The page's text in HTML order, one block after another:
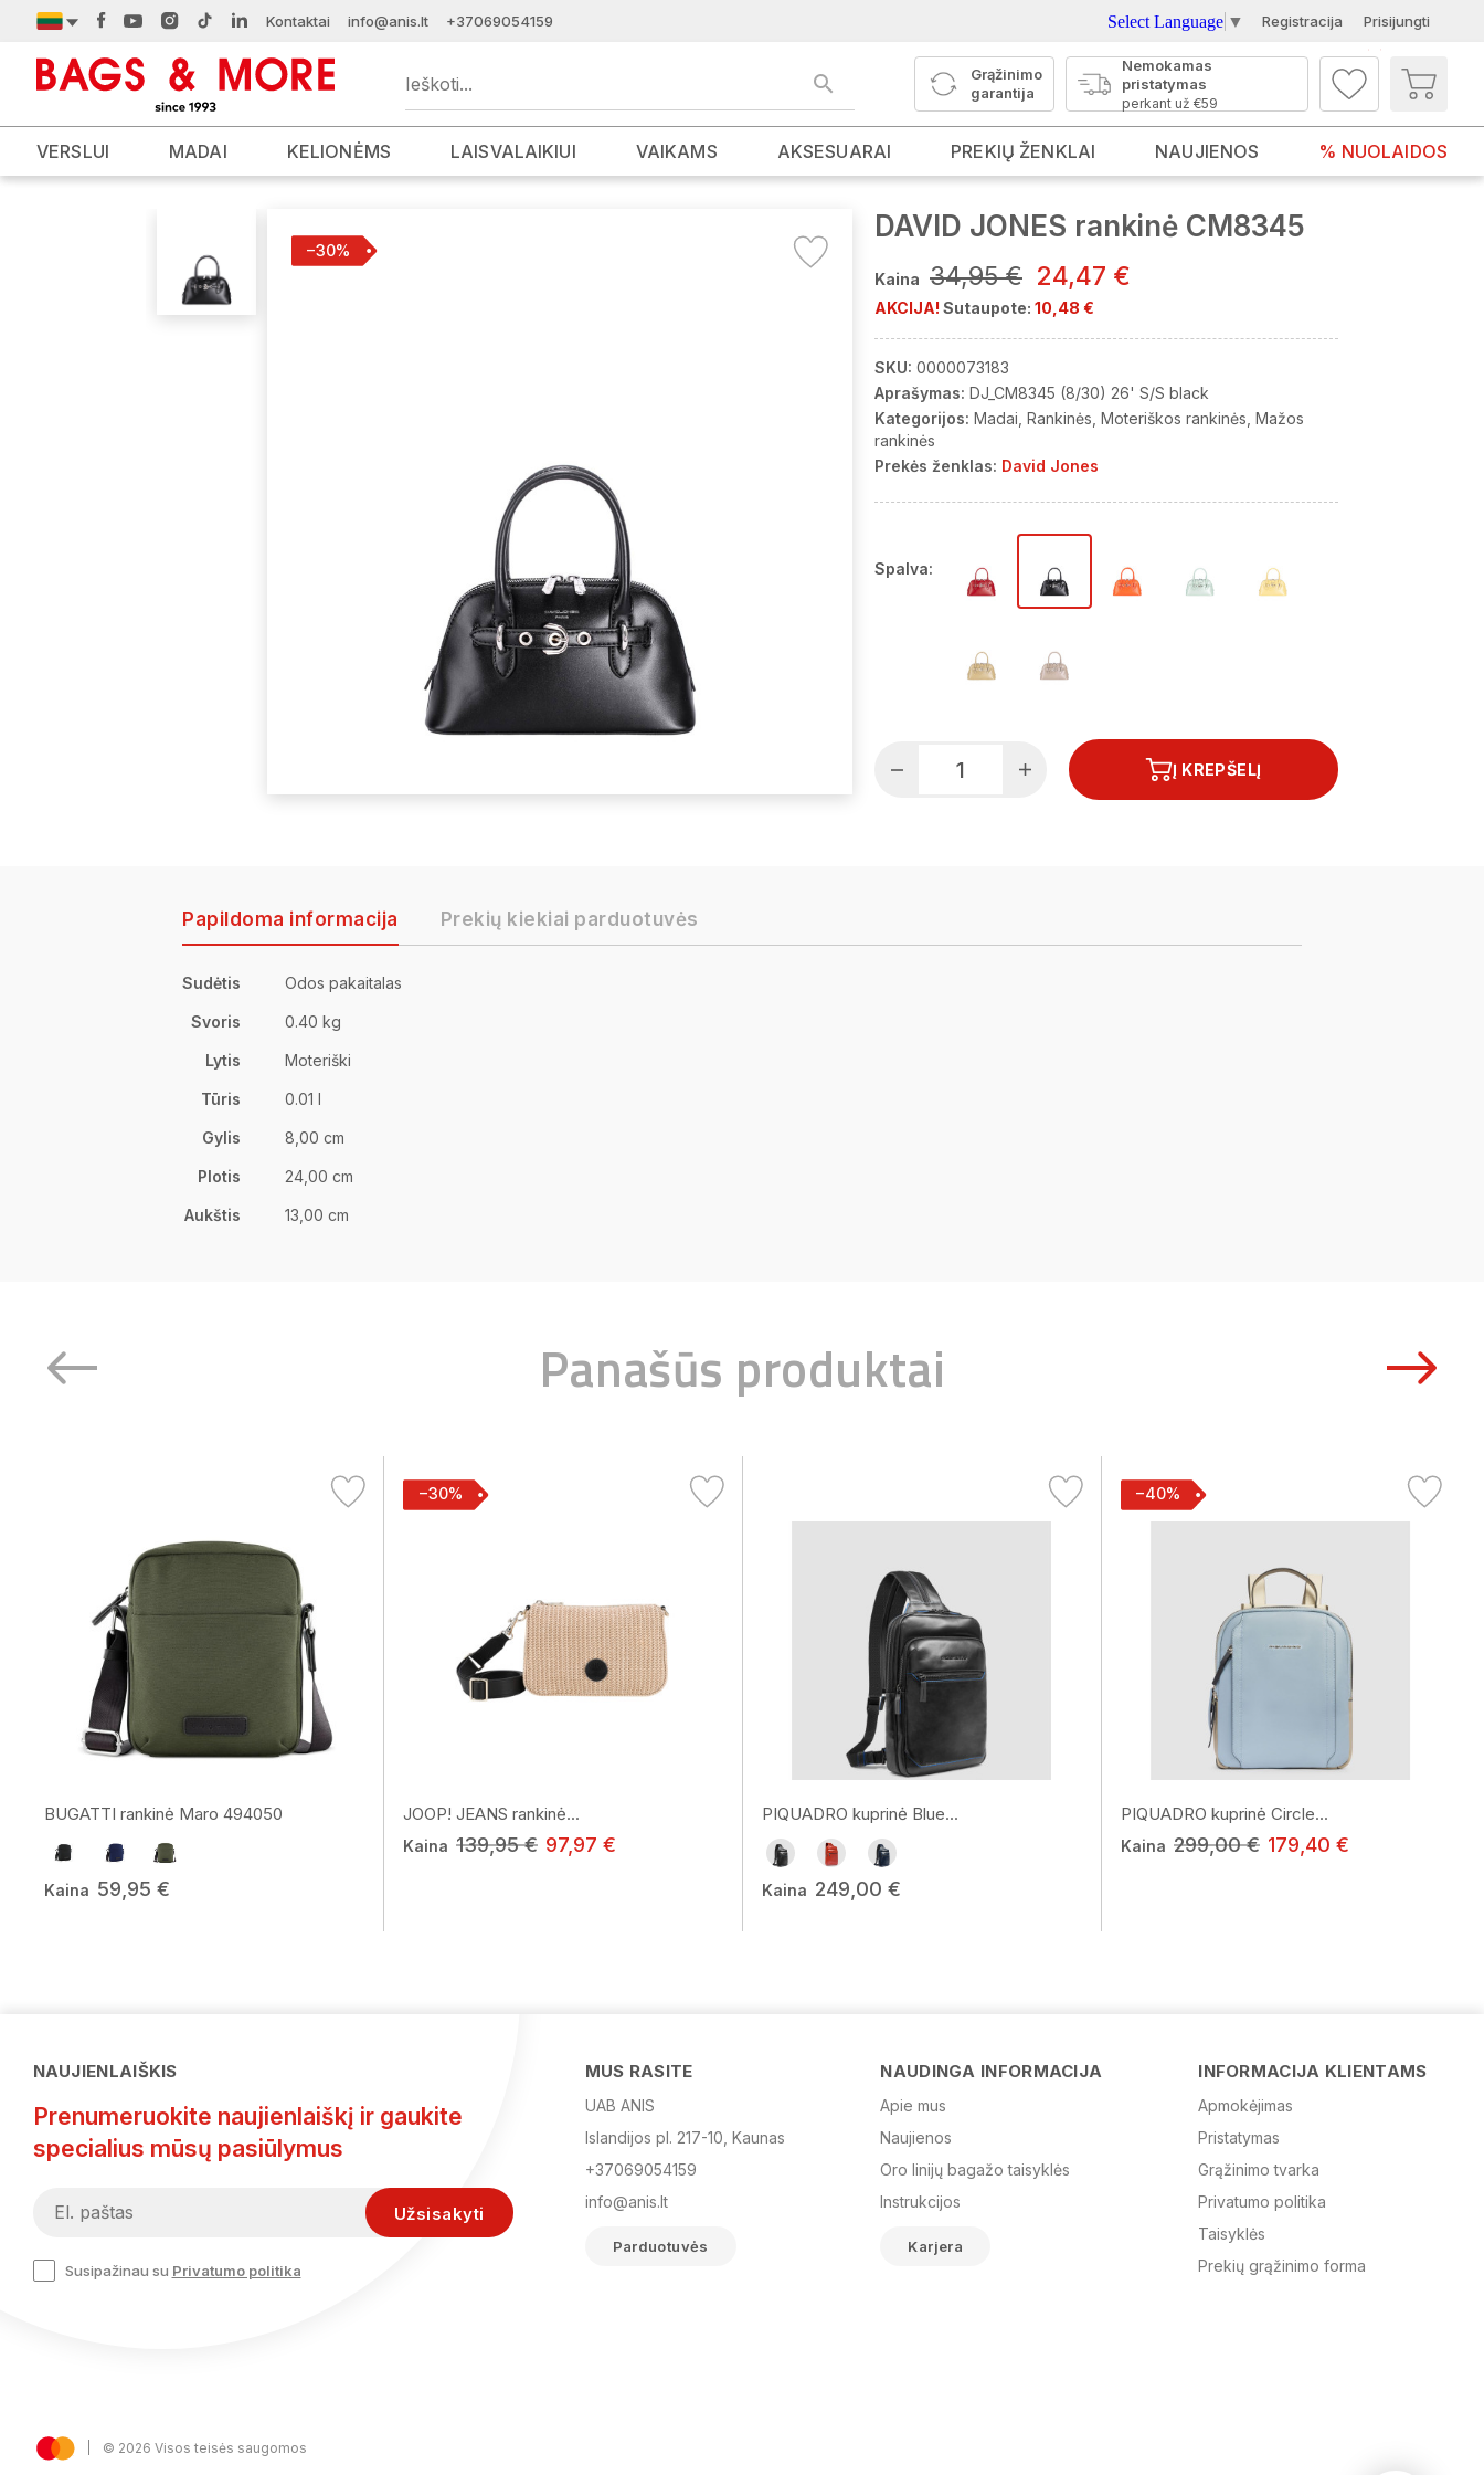
Kontaktai info@anis.lt +37069054159 Select Language ▼ Registracija Prisijungti
Grąžinimo
garantija
Nemokamas
pristatymas
perkant už €59
VERSLUI MADAI KELIONĖMS LAISVALAIKIUI VAIKAMS AKSESUARAI PREKIŲ ŽENKLAI NAUJIENOS % NUOLAIDOS
−30%
DAVID JONES rankinė CM8345
Kaina 34,95 € 24,47 €
AKCIJA! Sutaupote: 10,48 €
SKU: 0000073183
Aprašymas: DJ_CM8345 (8/30) 26' S/S black
Kategorijos: Madai Rankinės Moteriškos rankinės Mažos
rankinės
Prekės ženklas: David Jones
Spalva:
Į KREPŠELĮ
Papildoma informacija Prekių kiekiai parduotuvės
Sudėtis Odos pakaitalas
Svoris 0.40 kg
Lytis Moteriški
Tūris 0.01 l
Gylis 8,00 cm
Plotis 24,00 cm
Aukštis 13,00 cm
Panašūs produktai
BUGATTI rankinė Maro 494050
Kaina 59,95 €
−30%
JOOP! JEANS rankinė...
Kaina 139,95 € 97,97 €
PIQUADRO kuprinė Blue...
Kaina 249,00 €
−40%
PIQUADRO kuprinė Circle...
Kaina 299,00 € 179,40 €
NAUJIENLAIŠKIS
Prenumeruokite naujienlaiškį ir gaukite
specialius mūsų pasiūlymus
Susipažinau su Privatumo politika
MUS RASITE
UAB ANIS
Islandijos pl. 217-10, Kaunas
+37069054159
info@anis.lt
Parduotuvės
NAUDINGA INFORMACIJA
Apie mus
Naujienos
Oro linijų bagažo taisyklės
Instrukcijos
Karjera
INFORMACIJA KLIENTAMS
Apmokėjimas
Pristatymas
Grąžinimo tvarka
Privatumo politika
Taisyklės
Prekių grąžinimo forma
© 2026 Visos teisės saugomos